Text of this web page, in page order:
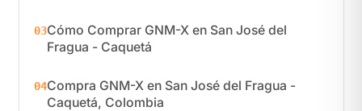
03Cómo Comprar GNM-X en San José del
Fragua - Caquetá
04Compra GNM-X en San José del Fragua -
Caquetá, Colombia